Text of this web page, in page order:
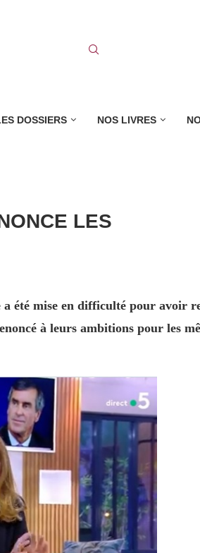
DOSSIERS NOS LIVRES
LES
été mise en difficulté pour avoir
à leurs ambitions pour les